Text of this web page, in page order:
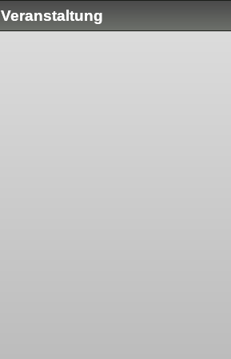
Veranstaltung